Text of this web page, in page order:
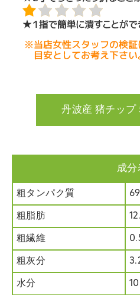
丹波産 猪チップ
成分
粗タンパク質
粗脂肪
粗繊維
粗灰分
水分